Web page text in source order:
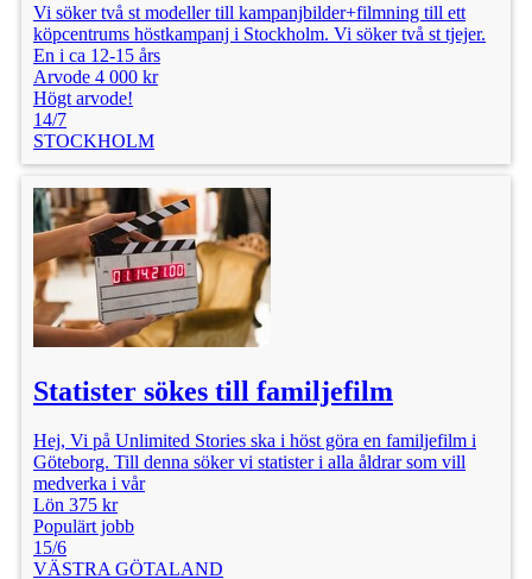
Vi söker två st modeller till kampanjbilder+filmning till ett
köpcentrums höstkampanj i Stockholm. Vi söker två st tjejer.
En i ca 12-15 års
Arvode 4 000 kr
Högt arvode!
14/7
STOCKHOLM
Statister sökes till familjefilm
Hej, Vi på Unlimited Stories ska i höst göra en familjefilm i
Göteborg. Till denna söker vi statister i alla åldrar som vill
medverka i vår
Lön 375 kr
Populärt jobb
15/6
VÄSTRA GÖTALAND